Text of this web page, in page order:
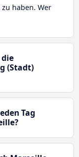
haben. Wer
(Stadt)
Tag